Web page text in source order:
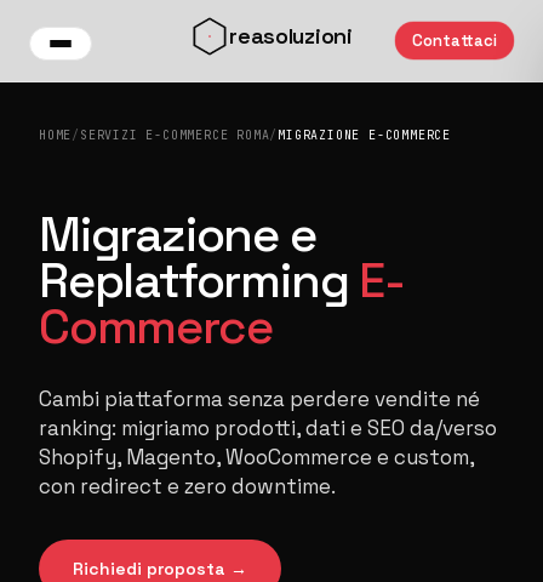
Vai al contenuto principale
reasoluzioni Contattaci
HOME/ SERVIZI E-COMMERCE ROMA/ MIGRAZIONE E-COMMERCE
Migrazione e
Replatforming E-
Commerce
Cambi piattaforma senza perdere vendite né
ranking: migriamo prodotti, dati e SEO da/verso
Shopify, Magento, WooCommerce e custom,
con redirect e zero downtime.
Richiedi proposta →